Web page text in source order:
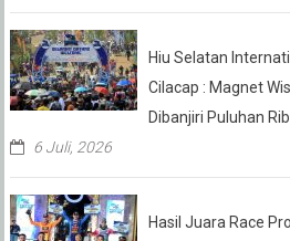
Hiu Selatan
Cilacap : Magnet
Dibanjiri Puluhan
6 Juli, 2026
Hasil Juara Race